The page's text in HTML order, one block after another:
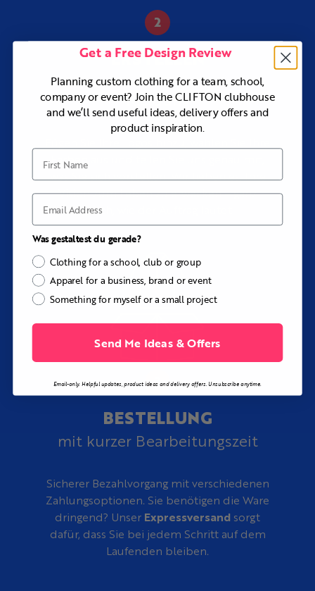
ERSTELLEN
Ihre individuell gestaltete
Kleidung
Farben aus und teilen Sie uns genau mit,
was Sie sich vorstellen. Wir lieben es, Ihre
Vision zum Leben zu erwecken – ganz
gleich, wie der Auftrag lautet.
BESTELLUNG
mit kurzer Bearbeitungszeit
Sicherer Bezahlvorgang mit verschiedenen
Zahlungsoptionen. Sie benötigen die Ware
dringend? Unser Expressversand sorgt
dafür, dass Sie bei jedem Schritt auf dem
Laufenden bleiben.
Get a Free Design Review
Planning custom clothing for a team, school,
company or event? Join the CLIFTON clubhouse
and we’ll send useful ideas, delivery offers and
product inspiration.
First Name
Email
Was gestaltest du gerade?
Clothing for a school, club or group
Apparel for a business, brand or event
Something for myself or a small project
Send Me Ideas & Offers
Email-only. Helpful updates, product ideas and delivery offers. Unsubscribe anytime.